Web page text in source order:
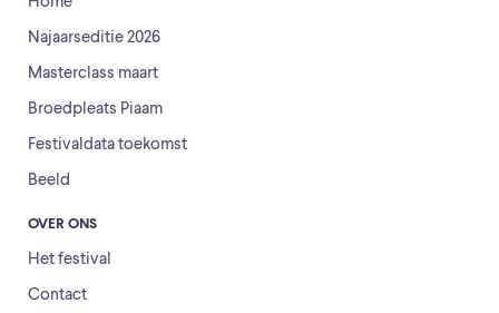
Najaarseditie 2026
Masterclass maart
Broedpleats Piaam
Festivaldata toekomst
Beeld
OVER ONS
Het festival
Contact